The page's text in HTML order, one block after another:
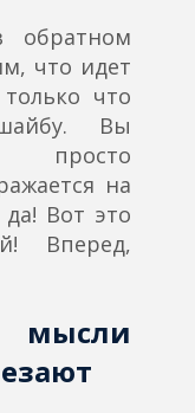
что идет
что
Вы
просто
на
Вот это
Вперед,